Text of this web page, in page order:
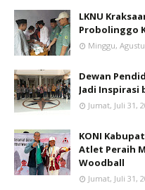
LKNU
Probolinggo
Minggu,
Dewan
Jadi Inspirasi
Jumat, Juli 31,
KONI
Atlet Peraih
Woodball
Jumat, Juli 31,